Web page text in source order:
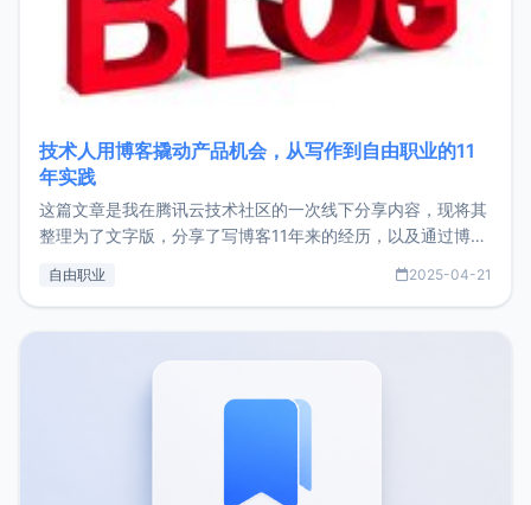
技术人用博客撬动产品机会，从写作到自由职业的11
年实践
这篇文章是我在腾讯云技术社区的一次线下分享内容，现将其
整理为了文字版，分享了写博客11年来的经历，以及通过博客
了我的首个产品ImgURL的真实数据和产品现状。自我介绍大
自由职业 2025-04-21